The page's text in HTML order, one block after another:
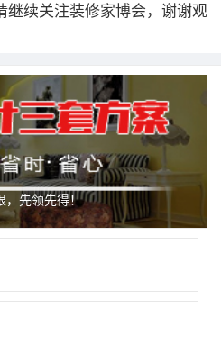
继续关注装修家博会，谢谢观
，先领先得！